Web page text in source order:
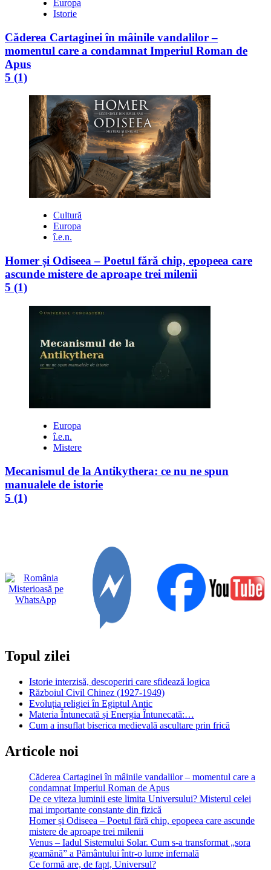
Europa
Istorie
Căderea Cartaginei în mâinile vandalilor –
momentul care a condamnat Imperiul Roman de
Apus
5 (1)
Cultură
Europa
î.e.n.
Homer și Odiseea – Poetul fără chip, epopeea care
ascunde mistere de aproape trei milenii
5 (1)
Europa
î.e.n.
Mistere
Mecanismul de la Antikythera: ce nu ne spun
manualele de istorie
5 (1)
Topul zilei
Istorie interzisă, descoperiri care sfidează logica
Războiul Civil Chinez (1927-1949)
Evoluția religiei în Egiptul Antic
Materia Întunecată și Energia Întunecată:…
Cum a insuflat biserica medievală ascultare prin frică
Articole noi
Căderea Cartaginei în mâinile vandalilor – momentul care a
condamnat Imperiul Roman de Apus
De ce viteza luminii este limita Universului? Misterul celei
mai importante constante din fizică
Homer și Odiseea – Poetul fără chip, epopeea care ascunde
mistere de aproape trei milenii
Venus – Iadul Sistemului Solar. Cum s-a transformat „sora
geamănă” a Pământului într-o lume infernală
Ce formă are, de fapt, Universul?